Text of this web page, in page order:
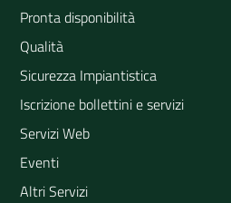
Pronta disponibilità
Qualità
Sicurezza Impiantistica
Iscrizione bollettini e servizi
Servizi Web
Eventi
Altri Servizi